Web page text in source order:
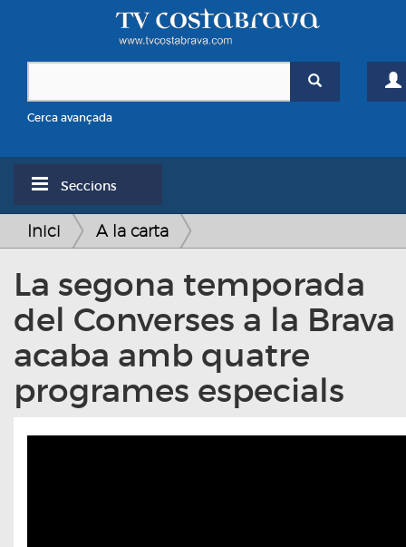
Cerca avançada
Seccions
Inici A la carta
La segona temporada
del Converses a la Brava
acaba amb quatre
programes especials